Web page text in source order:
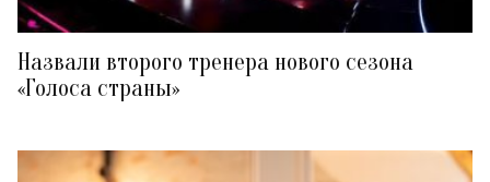
Назвали второго тренера нового сезона
«Голоса страны»